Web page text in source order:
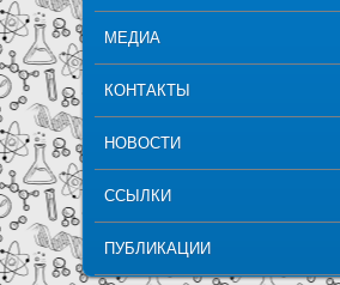
МЕДИА
КОНТАКТЫ
НОВОСТИ
ССЫЛКИ
ПУБЛИКАЦИИ